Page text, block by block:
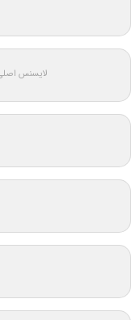
لایسنس اصلی آفیس ۳۶۵